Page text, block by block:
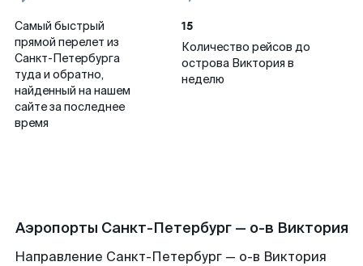
Самый быстрый
прямой перелет из
Санкт-Петербурга
туда и обратно,
найденный на нашем
сайте за последнее
время
15
Количество рейсов до
острова Виктория в
неделю
Аэропорты Санкт-Петербург — о-в Виктория
Направление Санкт-Петербург — о-в Виктория